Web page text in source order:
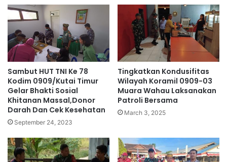
Sambut HUT TNI Ke 78
Kodim 0909/Kutai Timur
Gelar Bhakti Sosial
Khitanan Massal,Donor
Darah Dan Cek Kesehatan
September 24, 2023
Tingkatkan Kondusifitas
Wilayah Koramil 0909-03
Muara Wahau Laksanakan
Patroli Bersama
March 3, 2025